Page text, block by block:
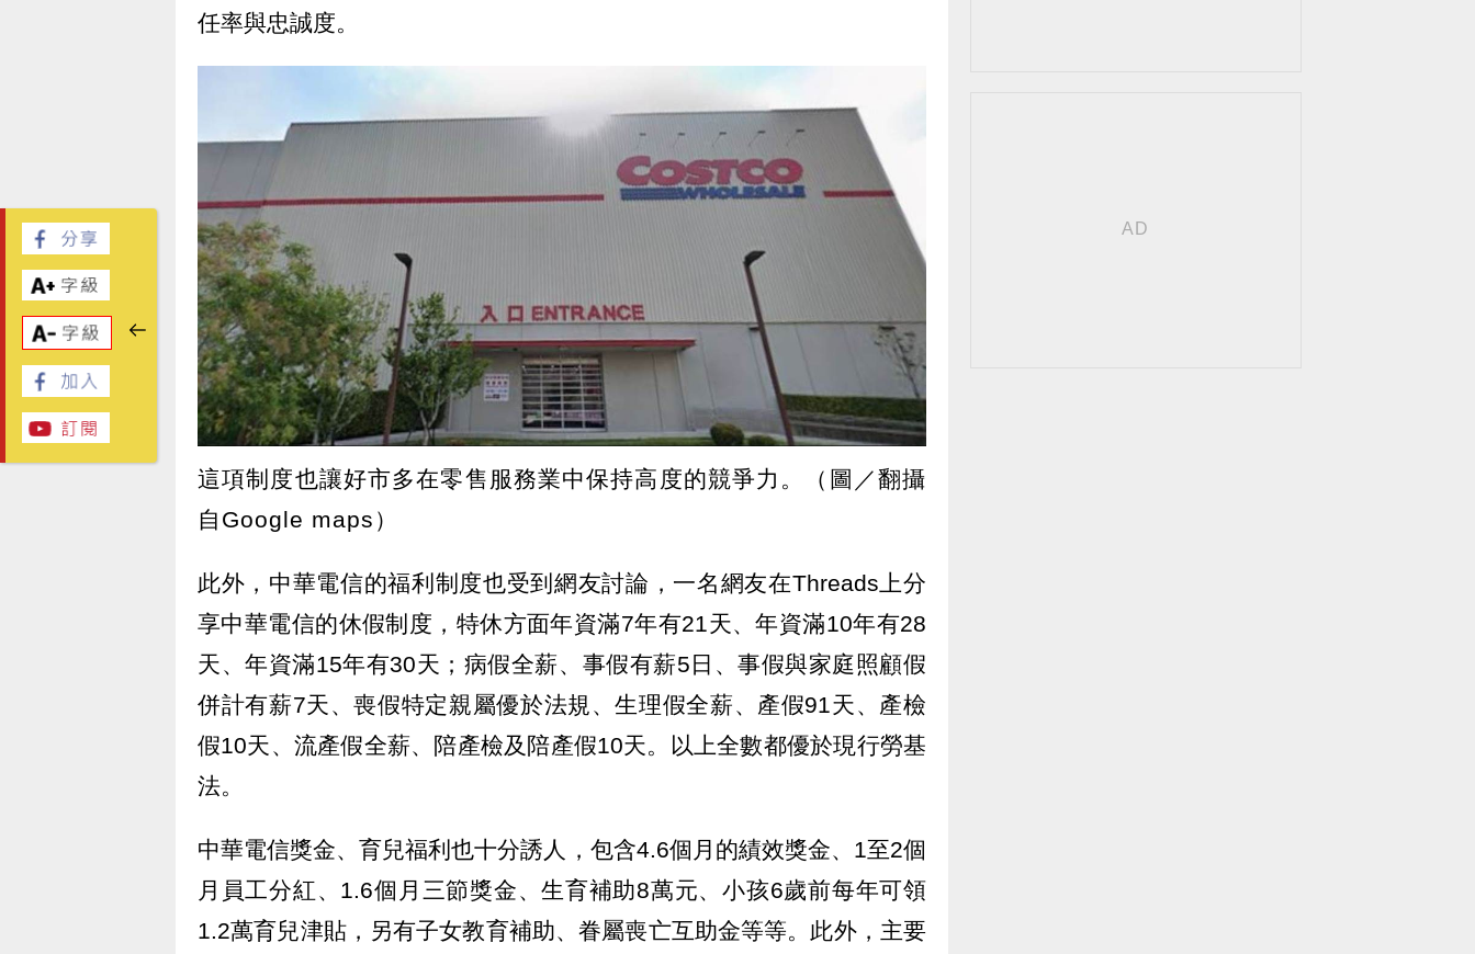
任率與忠誠度。
這項制度也讓好市多在零售服務業中保持高度的競爭力。（圖／翻攝
自Google maps）
此外，中華電信的福利制度也受到網友討論，一名網友在Threads上分
享中華電信的休假制度，特休方面年資滿7年有21天、年資滿10年有28
天、年資滿15年有30天；病假全薪、事假有薪5日、事假與家庭照顧假
併計有薪7天、喪假特定親屬優於法規、生理假全薪、產假91天、產檢
假10天、流產假全薪、陪產檢及陪產假10天。以上全數都優於現行勞基
法。
中華電信獎金、育兒福利也十分誘人，包含4.6個月的績效獎金、1至2個
月員工分紅、1.6個月三節獎金、生育補助8萬元、小孩6歲前每年可領
1.2萬育兒津貼，另有子女教育補助、眷屬喪亡互助金等等。此外，主要